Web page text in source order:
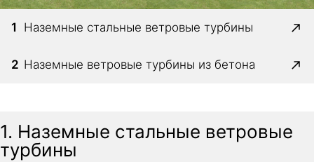
1 Наземные стальные ветровые турбины
2 Наземные ветровые турбины из бетона
1. Наземные стальные ветровые
турбины